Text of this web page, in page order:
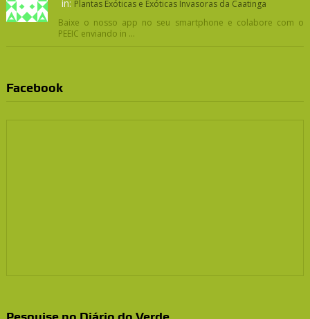
in: Plantas Exóticas e Exóticas Invasoras da Caatinga
Baixe o nosso app no seu smartphone e colabore com o
PEEIC enviando in ...
Facebook